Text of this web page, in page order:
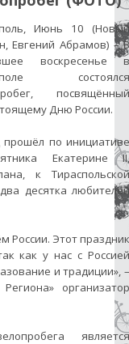
Июнь 10 (Новый
Евгений Абрамов) – В
воскресенье в
состоялся
посвящённый
Дню России.
прошёл по инициативе
Екатерине II,
к Тираспольской
десятка любителей
России. Этот праздник
как у нас с Россией
и традиции», –
организатор
является